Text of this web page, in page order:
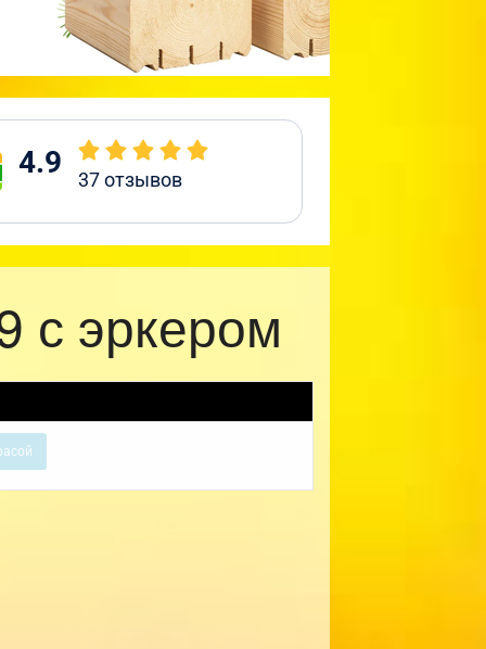
4.9 37отзывов
с эркером